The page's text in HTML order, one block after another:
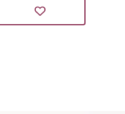
cijena
bila